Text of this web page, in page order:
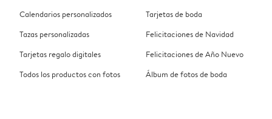
Calendarios personalizados
Tazas personalizadas
Tarjetas regalo digitales
Todos los productos con fotos
Tarjetas de boda
Felicitaciones de Navidad
Felicitaciones de Año Nuevo
Álbum de fotos de boda